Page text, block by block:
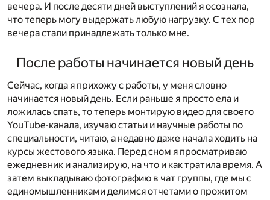
вечера. И после десяти дней выступлений я осознала,
что теперь могу выдержать любую нагрузку. С тех пор
вечера стали принадлежать только мне.
После работы начинается новый день
Сейчас, когда я прихожу с работы, у меня словно
начинается новый день. Если раньше я просто ела и
ложилась спать, то теперь монтирую видео для своего
YouTube-канала, изучаю статьи и научные работы по
специальности, читаю, а недавно даже начала ходить на
курсы жестового языка. Перед сном я просматриваю
ежедневник и анализирую, на что и как тратила время. А
затем выкладываю фотографию в чат группы, где мы с
единомышленниками делимся отчетами о прожитом